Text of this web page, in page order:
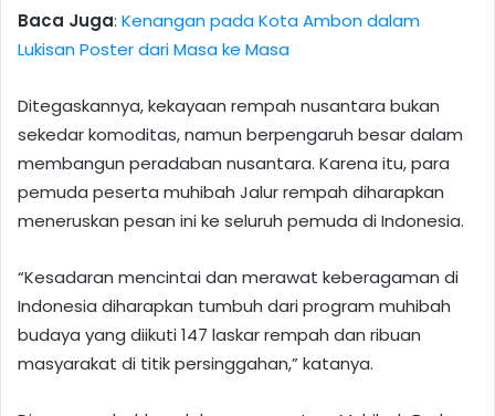
Baca Juga: Kenangan pada Kota Ambon dalam
Lukisan Poster dari Masa ke Masa
Ditegaskannya, kekayaan rempah nusantara bukan
sekedar komoditas, namun berpengaruh besar dalam
membangun peradaban nusantara. Karena itu, para
pemuda peserta muhibah Jalur rempah diharapkan
meneruskan pesan ini ke seluruh pemuda di Indonesia.
“Kesadaran mencintai dan merawat keberagaman di
Indonesia diharapkan tumbuh dari program muhibah
budaya yang diikuti 147 laskar rempah dan ribuan
masyarakat di titik persinggahan,” katanya.